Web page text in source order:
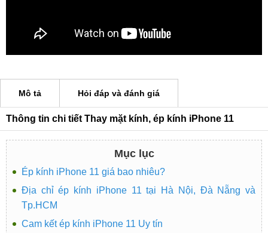
Mô tả Hỏi đáp và đánh giá
Thông tin chi tiết Thay mặt kính, ép kính iPhone 11
Mục lục
Ép kính iPhone 11 giá bao nhiêu?
Địa chỉ ép kính iPhone 11 tại Hà Nội, Đà Nẵng và
Tp.HCM
Cam kết ép kính iPhone 11 Uy tín